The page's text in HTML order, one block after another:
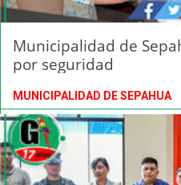
Municipalidad de
por seguridad
MUNICIPALIDAD DE SEPAHUA